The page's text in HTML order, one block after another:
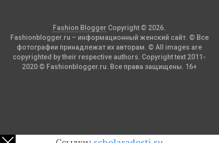
Fashion Blogger Copyright © 2026.
Fashionblogger.ru – информационный женский сайт. © Все
фотографии принадлежат их авторам. © All images are
copyrighted by their respective authors. Copyright text 2011-
2020 © Fashionblogger.ru. Все права защищены. 16+